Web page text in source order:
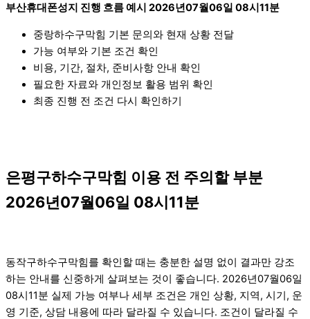
부산휴대폰성지 진행 흐름 예시 2026년07월06일 08시11분
중랑하수구막힘 기본 문의와 현재 상황 전달
가능 여부와 기본 조건 확인
비용, 기간, 절차, 준비사항 안내 확인
필요한 자료와 개인정보 활용 범위 확인
최종 진행 전 조건 다시 확인하기
은평구하수구막힘 이용 전 주의할 부분
2026년07월06일 08시11분
동작구하수구막힘를 확인할 때는 충분한 설명 없이 결과만 강조
하는 안내를 신중하게 살펴보는 것이 좋습니다. 2026년07월06일
08시11분 실제 가능 여부나 세부 조건은 개인 상황, 지역, 시기, 운
영 기준, 상담 내용에 따라 달라질 수 있습니다. 조건이 달라질 수